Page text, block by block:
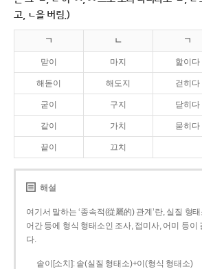
고, ㄴ을 버림.)
ㄱ ㄴ ㄱ
맏이 마지 핥이다
해돋이 해도지 걷히다
굳이 구지 닫히다
같이 가치 묻히다
끝이 끄치
해설
여기서 말하는 ‘종속적(從屬的) 관계’란, 실질 형
어간 등에 형식 형태소인 조사, 접미사, 어미 등이
다.
솥이[소치]: 솥(실질 형태소)+이(형식 형태소)